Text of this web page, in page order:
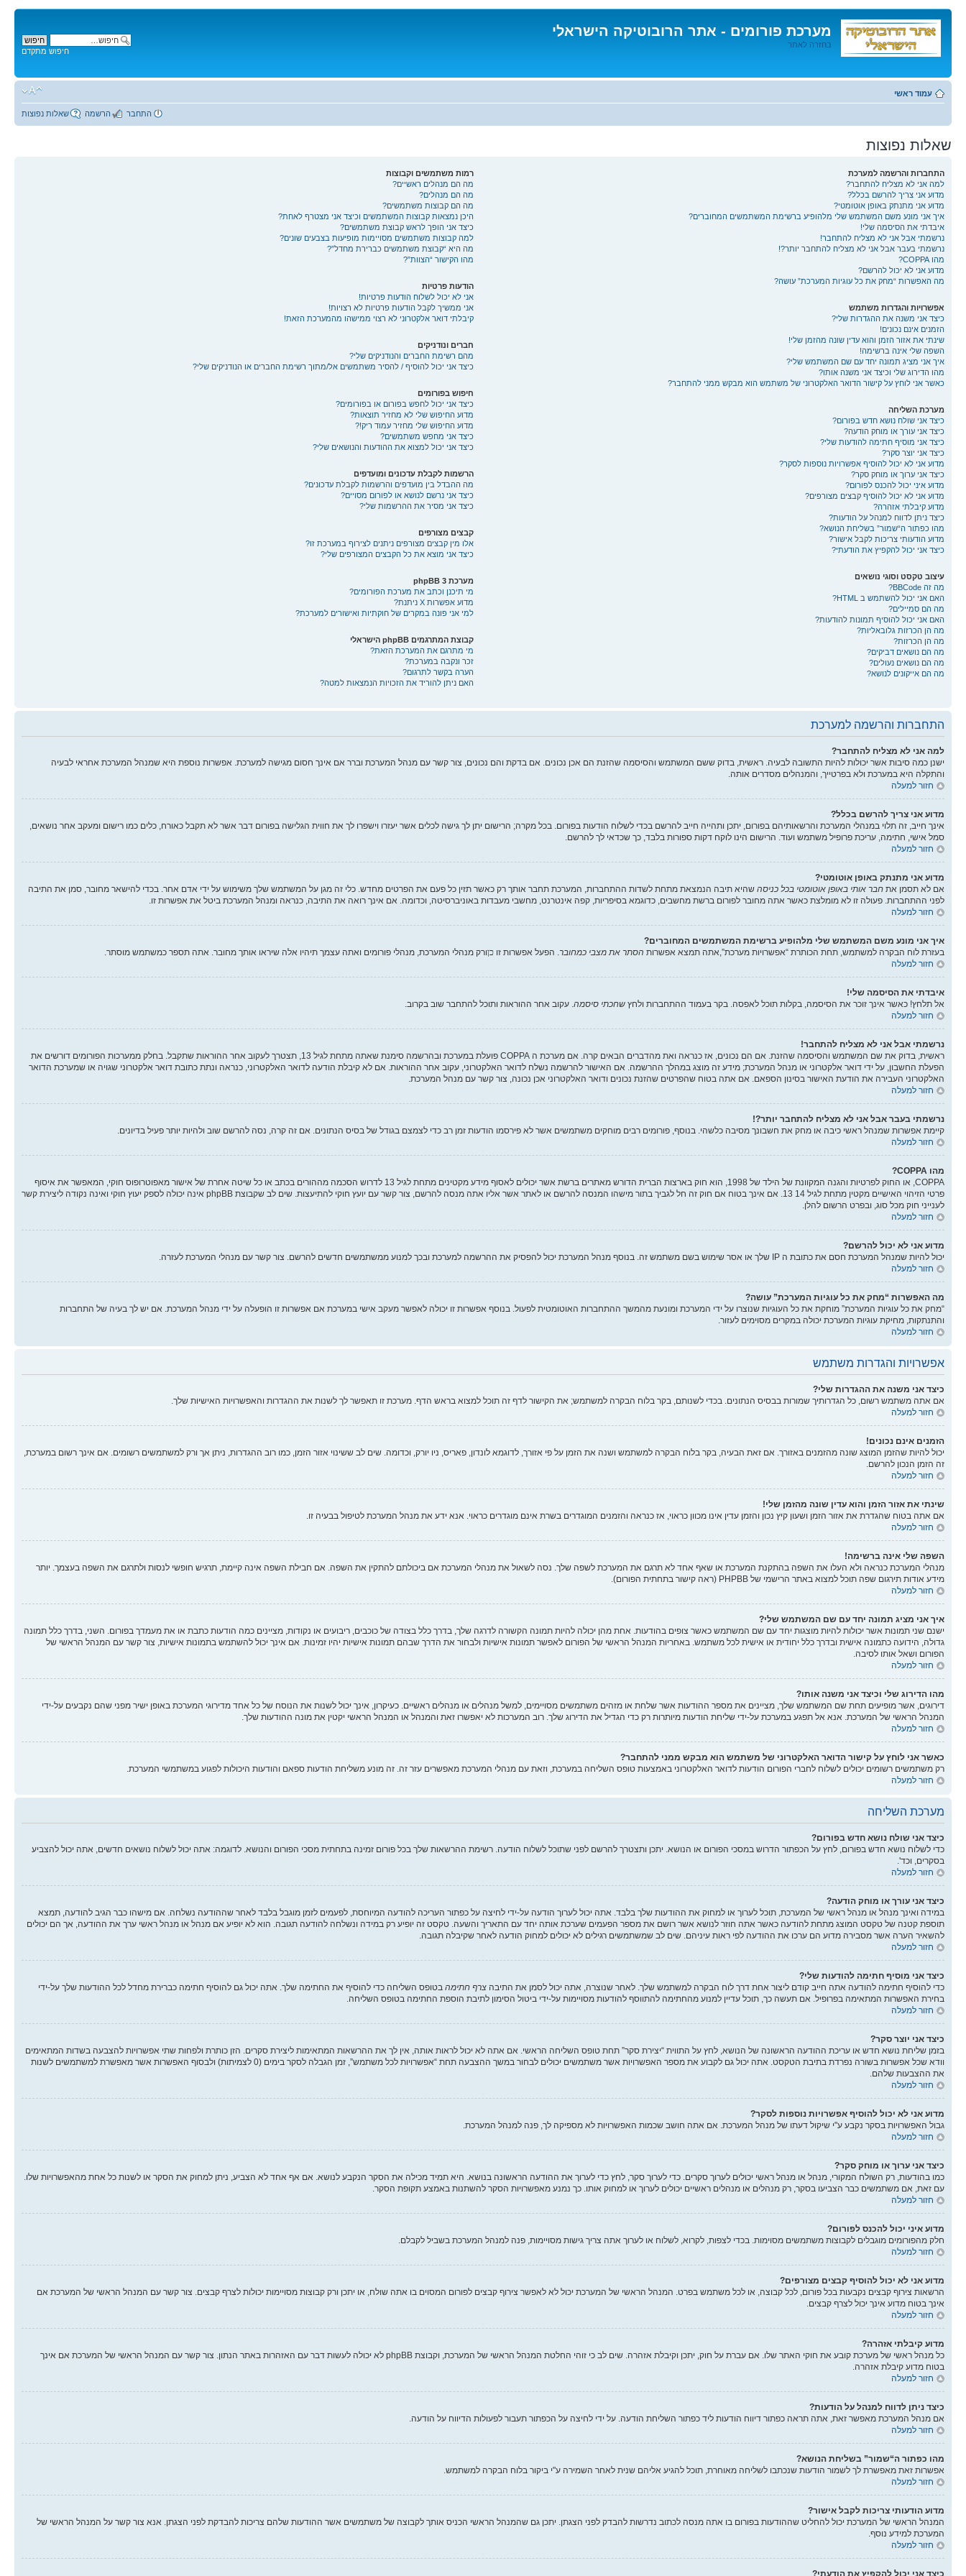
מערכת פורומים - אתר הרובוטיקה הישראלי
בחזרה לאתר
לתוכן
חיפוש מתקדם
עמוד ראשי
שאלות נפוצות הרשמה התחבר
שאלות נפוצות
התחברות והרשמה למערכת
למה אני לא מצליח להתחבר?
מדוע אני צריך להרשם בכלל?
מדוע אני מתנתק באופן אוטומטי?
איך אני מונע משם המשתמש שלי מלהופיע ברשימת המשתמשים המחוברים?
איבדתי את הסיסמה שלי!
נרשמתי אבל אני לא מצליח להתחבר!
נרשמתי בעבר אבל אני לא מצליח להתחבר יותר?!
מהו COPPA?
מדוע אני לא יכול להרשם?
מה האפשרות “מחק את כל עוגיות המערכת” עושה?
אפשרויות והגדרות משתמש
כיצד אני משנה את ההגדרות שלי?
הזמנים אינם נכונים!
שינתי את אזור הזמן והוא עדין שונה מהזמן שלי!
השפה שלי אינה ברשימה!
איך אני מציג תמונה יחד עם שם המשתמש שלי?
מהו הדירוג שלי וכיצד אני משנה אותו?
כאשר אני לוחץ על קישור הדואר האלקטרוני של משתמש הוא מבקש ממני להתחבר?
מערכת השליחה
כיצד אני שולח נושא חדש בפורום?
כיצד אני עורך או מוחק הודעה?
כיצד אני מוסיף חתימה להודעות שלי?
כיצד אני יוצר סקר?
מדוע אני לא יכול להוסיף אפשרויות נוספות לסקר?
כיצד אני ערוך או מוחק סקר?
מדוע איני יכול להכנס לפורום?
מדוע אני לא יכול להוסיף קבצים מצורפים?
מדוע קיבלתי אזהרה?
כיצד ניתן לדווח למנהל על הודעות?
מהו כפתור ה“שמור” בשליחת הנושא?
מדוע הודעותי צריכות לקבל אישור?
כיצד אני יכול להקפיץ את הודעתי?
עיצוב טקסט וסוגי נושאים
מה זה BBCode?
האם אני יכול להשתמש ב HTML?
מה הם סמיילים?
האם אני יכול להוסיף תמונות להודעות?
מה הן הכרזות גלובאליות?
מה הן הכרזות?
מה הם נושאים דביקים?
מה הם נושאים נעולים?
מה הם אייקונים לנושא?
רמות משתמשים וקבוצות
מה הם מנהלים ראשיים?
מה הם מנהלים?
מה הם קבוצות משתמשים?
היכן נמצאות קבוצות המשתמשים וכיצד אני מצטרף לאחת?
כיצד אני הופך לראש קבוצת משתמשים?
למה קבוצות משתמשים מסויימות מופיעות בצבעים שונים?
מה היא “קבוצת משתמשים כברירת מחדל”?
מהו הקישור “הצוות”?
הודעות פרטיות
אני לא יכול לשלוח הודעות פרטיות!
אני ממשיך לקבל הודעות פרטיות לא רצויות!
קיבלתי דואר אלקטרוני לא רצוי ממישהו מהמערכת הזאת!
חברים ונודניקים
מהם רשימת החברים והנודניקים שלי?
כיצד אני יכול להוסיף / להסיר משתמשים אל/מתוך רשימת החברים או הנודניקים שלי?
חיפוש בפורומים
כיצד אני יכול לחפש בפורום או בפורומים?
מדוע החיפוש שלי לא מחזיר תוצאות?
מדוע החיפוש שלי מחזיר עמוד ריק!?
כיצד אני מחפש משתמשים?
כיצד אני יכול למצוא את ההודעות והנושאים שלי?
הרשמות לקבלת עדכונים ומועדפים
מה ההבדל בין מועדפים והרשמות לקבלת עדכונים?
כיצד אני נרשם לנושא או לפורום מסויים?
כיצד אני מסיר את ההרשמות שלי?
קבצים מצורפים
אלו מין קבצים מצורפים ניתנים לצירוף במערכת זו?
כיצד אני מוצא את כל הקבצים המצורפים שלי?
מערכת phpBB 3
מי תיכנן וכתב את מערכת הפורומים?
מדוע אפשרות X ניתנת?
למי אני פונה במקרים של חוקתיות ואישורים למערכת?
קבוצת המתרגמים phpBB הישראלי
מי מתרגם את המערכת הזאת?
זכר ונקבה במערכת?
הערה בקשר לתרגום?
האם ניתן להוריד את הזכויות הנמצאות למטה?
התחברות והרשמה למערכת
למה אני לא מצליח להתחבר?
ישנן כמה סיבות אשר יכולות להיות התשובה לבעיה. ראשית, בדוק ששם המשתמש והסיסמה שהזנת הם אכן נכונים. אם בדקת והם נכונים, צור קשר עם מנהל המערכת וברר אם אינך חסום מגישה למערכת. אפשרות נוספת היא שמנהל המערכת אחראי לבעיה
והתקלה היא במערכת ולא בפרטייך, והמנהלים מסדרים אותה.
חזור למעלה
מדוע אני צריך להרשם בכלל?
אינך חייב, זה תלוי במנהלי המערכת והרשאותיהם בפורום, יתכן ותהייה חייב להרשם בכדי לשלוח הודעות בפורום. בכל מקרה; הרישום יתן לך גישה לכלים אשר יעזרו וישפרו לך את חווית הגלישה בפורום דבר אשר לא תקבל כאורח, כלים כמו רישום ומעקב אחר נושאים,
סמל אישי, חתימה, עריכת פרופיל משתמש ועוד. הרישום הינו לוקח דקות ספורות בלבד, כך שכדאי לך להרשם.
חזור למעלה
מדוע אני מתנתק באופן אוטומטי?
אם לא תסמן את חבר אותי באופן אוטומטי בכל כניסה שהיא תיבה הנמצאת מתחת לשדות ההתחברות, המערכת תחבר אותך רק כאשר תזין כל פעם את הפרטים מחדש. כלי זה מגן על המשתמש שלך משימוש על ידי אדם אחר. בכדי להישאר מחובר, סמן את התיבה
לפני ההתחברות. פעולה זו לא מומלצת כאשר אתה מחובר לפורום ברשת מחשבים, כדוגמא בסיפריות, קפה אינטרנט, מחשבי מעבדות באוניברסיטה, וכדומה. אם אינך רואה את התיבה, כנראה ומנהל המערכת ביטל את אפשרות זו.
חזור למעלה
איך אני מונע משם המשתמש שלי מלהופיע ברשימת המשתמשים המחוברים?
בעזרת לוח הבקרה למשתמש, תחת הכותרת “אפשרויות מערכת”,אתה תמצא אפשרות הסתר את מצבי כמחובר. הפעל אפשרות זו כןורק מנהלי המערכת, מנהלי פורומים ואתה עצמך תיהיו אלה שיראו אותך מחובר. אתה תספר כמשתמש מוסתר.
חזור למעלה
איבדתי את הסיסמה שלי!
אל תלחץ! כאשר אינך זוכר את הסיסמה, בקלות תוכל לאפסה. בקר בעמוד ההתחברות ולחץ שחכתי סיסמה. עקוב אחר ההוראות ותוכל להתחבר שוב בקרוב.
חזור למעלה
נרשמתי אבל אני לא מצליח להתחבר!
ראשית, בדוק את שם המשתמש והסיסמה שהזנת. אם הם נכונים, אז כנראה ואת מהדברים הבאים קרה. אם מערכת ה COPPA פועלת במערכת ובהרשמה סימנת שאתה מתחת לגיל 13, תצטרך לעקוב אחר ההוראות שתקבל. בחלק ממערכות הפורומים דורשים את
הפעלת החשבון, על ידי דואר אלקטרוני או מנהל המערכת; מידע זה מוצג במהלך ההרשמה. אם האישור להרשמה נשלח לדואר האלקטרוני, עקוב אחר ההוראות. אם לא קיבלת הודעה לדואר האלקטרוני, כנראה ונתת כתובת דואר אלקטרוני שגויה או שמערכת הדואר
האלקטרוני העבירה את הודעת האישור בסינון הספאם. אם אתה בטוח שהפרטים שהזנת נכונים ודואר האלקטרוני אכן נכונה, צור קשר עם מנהל המערכת.
חזור למעלה
נרשמתי בעבר אבל אני לא מצליח להתחבר יותר?!
קיימת אפשרות שמנהל ראשי כיבה או מחק את חשבונך מסיבה כלשהי. בנוסף, פורומים רבים מוחקים משתמשים אשר לא פירסמו הודעות זמן רב כדי לצמצם בגודל של בסיס הנתונים. אם זה קרה, נסה להרשם שוב ולהיות יותר פעיל בדיונים.
חזור למעלה
מהו COPPA?
COPPA, או החוק לפרטיות והגנה המקוונת של הילד של 1998, הוא חוק בארצות הברית הדורש מאתרים ברשת אשר יכולים לאסוף מידע מקטינים מתחת לגיל 13 לדרוש הסכמה מההורים בכתב או כל שיטה אחרת של אישור מאפוטרופוס חוקי, המאפשר את איסוף
פרטי הזיהוי האישיים מקטין מתחת לגיל 14 13. אם אינך בטוח אם חוק זה חל לגביך בתור מישהו המנסה להרשם או לאתר אשר אליו אתה מנסה להרשם, צור קשר עם יועץ חוקי להתיעצות. שים לב שקבוצת phpBB אינה יכולה לספק יעוץ חוקי ואינה נקודה ליצירת קשר
לענייני חוק מכל סוג, ובפרט הרשום להלן.
חזור למעלה
מדוע אני לא יכול להרשם?
יכול להיות שמנהל המערכת חסם את כתובת ה IP שלך או אסר שימוש בשם משתמש זה. בנוסף מנהל המערכת יכול להפסיק את ההרשמה למערכת ובכך למנוע ממשתמשים חדשים להרשם. צור קשר עם מנהלי המערכת לעזרה.
חזור למעלה
מה האפשרות “מחק את כל עוגיות המערכת” עושה?
“מחק את כל עוגיות המערכת” מוחקת את כל העוגיות שנוצרו על ידי המערכת ומונעת מהמשך ההתחברות האוטומטית לפעול. בנוסף אפשרות זו יכולה לאפשר מעקב אישי במערכת אם אפשרות זו הופעלה על ידי מנהל המערכת. אם יש לך בעיה של התחברות
והתנתקות, מחיקת עוגיות המערכת יכולה במקרים מסוימים לעזור.
חזור למעלה
אפשרויות והגדרות משתמש
כיצד אני משנה את ההגדרות שלי?
אם אתה משתמש רשום, כל הגדרותיך שמורות בבסיס הנתונים. בכדי לשנותם, בקר בלוח הבקרה למשתמש; את הקישור לדף זה תוכל למצוא בראש הדף. מערכת זו תאפשר לך לשנות את ההגדרות והאפשרויות האישיות שלך.
חזור למעלה
הזמנים אינם נכונים!
יכול להיות שהזמן המוצג שונה מהזמנים באזורך. אם זאת הבעיה, בקר בלוח הבקרה למשתמש ושנה את הזמן על פי אזורך, לדוגמא לונדון, פאריס, ניו יורק, וכדומה. שים לב ששינוי אזור הזמן, כמו רוב ההגדרות, ניתן אך ורק למשתמשים רשומים. אם אינך רשום במערכת,
זה הזמן הנכון להרשם.
חזור למעלה
שינתי את אזור הזמן והוא עדין שונה מהזמן שלי!
אם אתה בטוח שהגדרת את אזור הזמן ושעון קיץ נכון והזמן עדין אינו מכוון כראוי, אז כנראה והזמנים המוגדרים בשרת אינם מוגדרים כראוי. אנא ידע את מנהל המערכת לטיפול בבעיה זו.
חזור למעלה
השפה שלי אינה ברשימה!
מנהלי המערכת כנראה ולא העלו את השפה בהתקנת המערכת או שאף אחד לא תרגם את המערכת לשפה שלך. נסה לשאול את מנהלי המערכת אם ביכולתם להתקין את השפה. אם חבילת השפה אינה קיימת, תרגיש חופשי לנסות ולתרגם את השפה בעצמך. יותר
מידע אודות תירגום שפה תוכל למצוא באתר הרישמי של PHPBB (ראה קישור בתחתית הפורום).
חזור למעלה
איך אני מציג תמונה יחד עם שם המשתמש שלי?
ישנם שני תמונות אשר יכולות להיות מוצגות יחד עם שם המשתמש כאשר צופים בהודעות. אחת מהן יכולה להיות תמונה הקשורה לדרגה שלך, בדרך כלל בצודה של כוכבים, ריבועים או נקודות, מציינים כמה הודעות כתבת או את מעמדך בפורום. השני, בדרך כלל תמונה
גדולה, הידועה כתמונה אישית ובדרך כלל יחודית או אישית לכל משתמש. באחריות המנהל הראשי של הפורום לאפשר תמונות אישיות ולבחור את הדרך שבהם תמונות אישיות יהיו זמינות. אם אינך יכול להשתמש בתמונות אישיות, צור קשר עם המנהל הראשי של
הפורום ושאל אותו לסיבה.
חזור למעלה
מהו הדירוג שלי וכיצד אני משנה אותו?
דירוגים, אשר מופיעים תחת שם המשתמש שלך, מציינים את מספר ההודעות אשר שלחת או מזהים משתמשים מסויימים, למשל מנהלים או מנהלים ראשיים. כעיקרון, אינך יכול לשנות את הנוסח של כל אחד מדירוגי המערכת באופן ישיר מפני שהם נקבעים על-ידי
המנהל הראשי של המערכת. אנא אל תפגע במערכת על-ידי שליחת הודעות מיותרות רק כדי הגדיל את הדירוג שלך. רוב המערכות לא יאפשרו זאת והמנהל או המנהל הראשי יקטין את מונה ההודעות שלך.
חזור למעלה
כאשר אני לוחץ על קישור הדואר האלקטרוני של משתמש הוא מבקש ממני להתחבר?
רק משתמשים רשומים יכולים לשלוח לחברי הפורום הודעות לדואר האלקטרוני באמצעות טופס השליחה במערכת, וזאת עם מנהלי המערכת מאפשרים עזר זה. זה מונע משליחת הודעות ספאם והודעות היכולות לפגוע במשתמשי המערכת.
חזור למעלה
מערכת השליחה
כיצד אני שולח נושא חדש בפורום?
כדי לשלוח נושא חדש בפורום, לחץ על הכפתור הדרוש במסכי הפורום או הנושא. יתכן ותצטרך להרשם לפני שתוכל לשלוח הודעה. רשימת ההרשאות שלך בכל פורום זמינה בתחתית מסכי הפורום והנושא. לדוגמה: אתה יכול לשלוח נושאים חדשים, אתה יכול להצביע
בסקרים, וכד'.
חזור למעלה
כיצד אני עורך או מוחק הודעה?
במידה ואינך מנהל או מנהל ראשי של המערכת, תוכל לערוך או למחוק את ההודעות שלך בלבד. אתה יכול לערוך הודעה על-ידי לחיצה על כפתור העריכה להודעה המיוחסת, לפעמים לזמן מוגבל בלבד לאחר שההודעה נשלחה. אם מישהו כבר הגיב להודעה, תמצא
תוספת קטנה של טקסט המוצג מתחת להודעה כאשר אתה חוזר לנושא אשר רושם את מספר הפעמים שערכת אותה יחד עם התאריך והשעה. טקסט זה יופיע רק במידה ונשלחה להודעה תגובה. הוא לא יופיע אם מנהל או מנהל ראשי ערך את ההודעה, אך הם יכולים
להשאיר הערה אשר מסבירה מדוע הם ערכו את ההודעה לפי ראות עיניהם. שים לב שמשתמשים רגילים לא יכולים למחוק הודעה לאחר שקיבלה תגובה.
חזור למעלה
כיצד אני מוסיף חתימה להודעות שלי?
כדי להוסיף חתימה להודעה אתה חייב קודם ליצור אחת דרך לוח הבקרה למשתמש שלך. לאחר שנוצרה, אתה יכול לסמן את התיבה צרף חתימה בטופס השליחה כדי להוסיף את החתימה שלך. אתה יכול גם להוסיף חתימה כברירת מחדל לכל ההודעות שלך על-ידי
בחירת האפשרות המתאימה בפרופיל. אם תעשה כך, תוכל עדיין למנוע מהחתימה להתווסף להודעות מסויימות על-ידי ביטול הסימון לתיבת הוספת החתימה בטופס השליחה.
חזור למעלה
כיצד אני יוצר סקר?
בזמן שליחת נושא חדש או עריכת ההודעה הראשונה של הנושא, לחץ על התווית “יצירת סקר” תחת טופס השליחה הראשי. אם אתה לא יכול לראות אותה, אין לך את ההרשאות המתאימות ליצירת סקרים. הזן כותרת ולפחות שתי אפשרויות להצבעה בשדות המתאימים
וודא שכל אפשרות בשורה נפרדת בתיבת הטקסט. אתה יכול גם לקבוע את מספר האפשרויות אשר משתמשים יכולים לבחור במשך ההצבעה תחת “אפשרויות לכל משתמש”, זמן הגבלה לסקר בימים (0 לצמיתות) ולבסוף האפשרות אשר מאפשרת למשתמשים לשנות
את ההצבעות שלהם.
חזור למעלה
מדוע אני לא יכול להוסיף אפשרויות נוספות לסקר?
גבול האפשרויות בסקר נקבע ע"י שיקול דעתו של מנהל המערכת. אם אתה חושב שכמות האפשרויות לא מספיקה לך, פנה למנהל המערכת.
חזור למעלה
כיצד אני ערוך או מוחק סקר?
כמו בהודעות, רק השולח המקורי, מנהל או מנהל ראשי יכולים לערוך סקרים. כדי לערוך סקר, לחץ כדי לערוך את ההודעה הראשונה בנושא. היא תמיד מכילה את הסקר הנקבע לנושא. אם אף אחד לא הצביע, ניתן למחוק את הסקר או לשנות כל אחת מהאפשרויות שלו.
עם זאת, אם משתמשים כבר הצביעו בסקר, רק מנהלים או מנהלים ראשיים יכולים לערוך או למחוק אותו. כך נמנע מאפשרויות הסקר להשתנות באמצע תקופת הסקר.
חזור למעלה
מדוע איני יכול להכנס לפורום?
חלק מהפורומים מוגבלים לקבוצות משתמשים מסוימות. בכדי לצפות, לקרוא, לשלוח או לערוך אתה צריך גישות מסויימות, פנה למנהל המערכת בשביל לקבלם.
חזור למעלה
מדוע אני לא יכול להוסיף קבצים מצורפים?
הרשאות צירוף קבצים נקבעות בכל פורום, לכל קבוצה, או לכל משתמש בפרט. המנהל הראשי של המערכת יכול לא לאפשר צירוף קבצים לפורום המסוים בו אתה שולח, או יתכן ורק קבוצות מסויימות יכולות לצרף קבצים. צור קשר עם המנהל הראשי של המערכת אם
אינך בטוח מדוע אינך יכול לצרף קבצים.
חזור למעלה
מדוע קיבלתי אזהרה?
כל מנהל ראשי של מערכת קובע את חוקי האתר שלו. אם עברת על חוק, יתכן וקיבלת אזהרה. שים לב כי זוהי החלטת המנהל הראשי של המערכת, וקבוצת phpBB לא יכולה לעשות דבר עם האזהרות באתר הנתון. צור קשר עם המנהל הראשי של המערכת אם אינך
בטוח מדוע קיבלת אזהרה.
חזור למעלה
כיצד ניתן לדווח למנהל על הודעות?
אם מנהל המערכת מאפשר זאת, אתה תראה כפתור דיווח הודעות ליד כפתור השליחת הודעה. על ידי לחיצה על הכפתור תעבור לפעולות הדיווח על הודעה.
חזור למעלה
מהו כפתור ה“שמור” בשליחת הנושא?
אפשרות זאת מאפשרת לך לשמור הודעות שנכתבו לשליחה מאוחרת, תוכל להגיע אליהם שנית לאחר השמירה ע"י ביקור בלוח הבקרה למשתמש.
חזור למעלה
מדוע הודעותי צריכות לקבל אישור?
המנהל הראשי של המערכת יכול להחליט שההודעות בפורום בו אתה מנסה לכתוב נדרשות להבדק לפני הצגתן. יתכן גם שהמנהל הראשי הכניס אותך לקבוצה של משתמשים אשר ההודעות שלהם צריכות להבדקת לפני הצגתן. אנא צור קשר על המנהל הראשי של
המערכת למידע נוסף.
חזור למעלה
כיצד אני יכול להקפיץ את הודעתי?